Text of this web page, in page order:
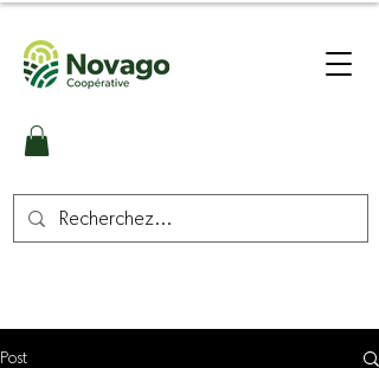
Post